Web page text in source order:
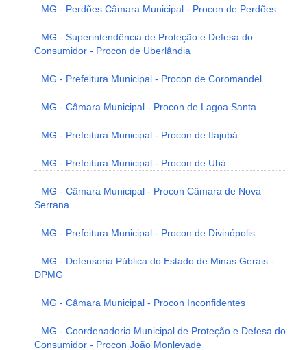
MG - Perdões Câmara Municipal - Procon de Perdões
MG - Superintendência de Proteção e Defesa do
Consumidor - Procon de Uberlândia
MG - Prefeitura Municipal - Procon de Coromandel
MG - Câmara Municipal - Procon de Lagoa Santa
MG - Prefeitura Municipal - Procon de Itajubá
MG - Prefeitura Municipal - Procon de Ubá
MG - Câmara Municipal - Procon Câmara de Nova
Serrana
MG - Prefeitura Municipal - Procon de Divinópolis
MG - Defensoria Pública do Estado de Minas Gerais -
DPMG
MG - Câmara Municipal - Procon Inconfidentes
MG - Coordenadoria Municipal de Proteção e Defesa do
Consumidor - Procon João Monlevade